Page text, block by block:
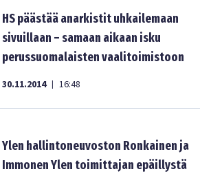
HS päästää anarkistit uhkailemaan
sivuillaan – samaan aikaan isku
perussuomalaisten vaalitoimistoon
30.11.2014 | 16:48
Ylen hallintoneuvoston Ronkainen ja
Immonen Ylen toimittajan epäillystä